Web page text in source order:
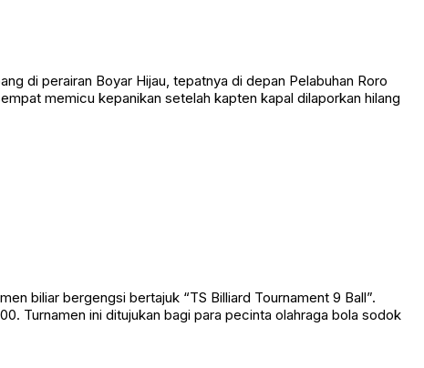
di perairan Boyar Hijau, tepatnya di depan Pelabuhan Roro
memicu kepanikan setelah kapten kapal dilaporkan hilang
biliar bergengsi bertajuk “TS Billiard Tournament 9 Ball”.
Turnamen ini ditujukan bagi para pecinta olahraga bola sodok